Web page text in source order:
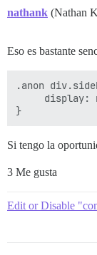
nathank (Nathan
Eso es bastante
.anon
display:
Si tengo la
3 Me gusta
Edit or Disable